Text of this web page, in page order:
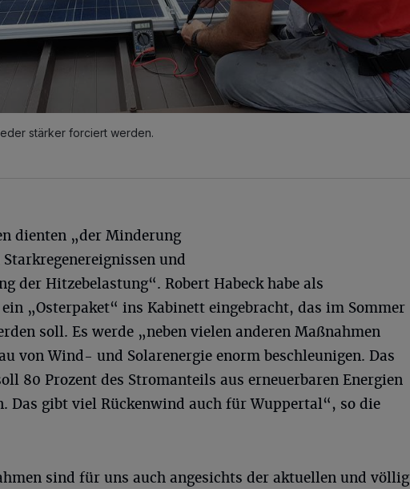
stärker forciert werden.
dienten „der Minderung
und
der Hitzebelastung“. Robert Habeck habe als
„Osterpaket“ ins Kabinett eingebracht, das im Sommer
soll. Es werde „neben vielen anderen Maßnahmen
von Wind- und Solarenergie enorm beschleunigen. Das
80 Prozent des Stromanteils aus erneuerbaren Energien
Das gibt viel Rückenwind auch für Wuppertal“, so die
sind für uns auch angesichts der aktuellen und völlig